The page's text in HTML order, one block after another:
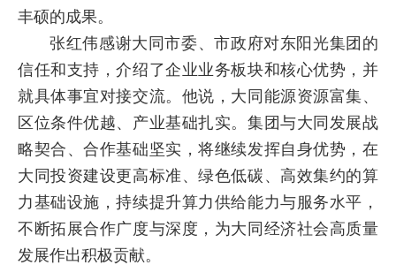
丰硕的成果。
张红伟感谢大同市委、市政府对东阳光集团的
信任和支持，介绍了企业业务板块和核心优势，并
就具体事宜对接交流。他说，大同能源资源富集、
区位条件优越、产业基础扎实。集团与大同发展战
略契合、合作基础坚实，将继续发挥自身优势，在
大同投资建设更高标准、绿色低碳、高效集约的算
力基础设施，持续提升算力供给能力与服务水平，
不断拓展合作广度与深度，为大同经济社会高质量
发展作出积极贡献。